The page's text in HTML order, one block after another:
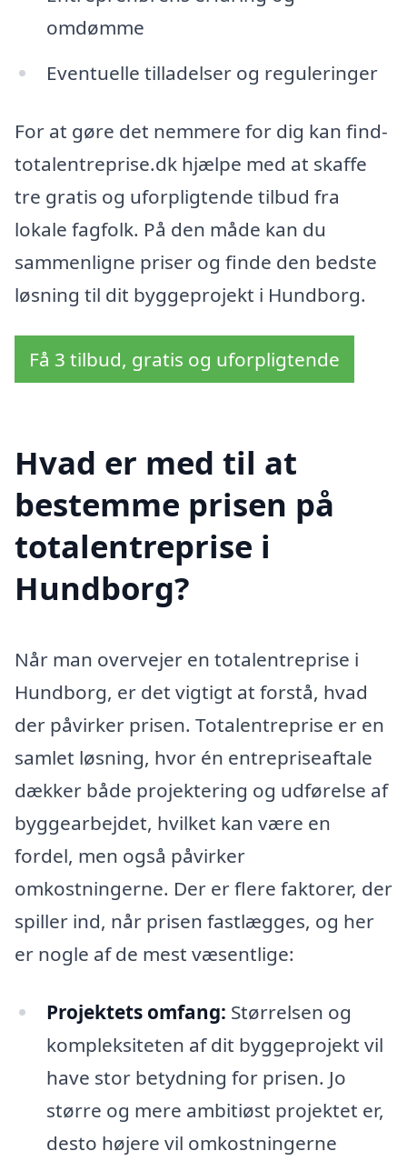
omdømme
Eventuelle tilladelser og reguleringer
For at gøre det nemmere for dig kan find-
totalentreprise.dk hjælpe med at skaffe
tre gratis og uforpligtende tilbud fra
lokale fagfolk. På den måde kan du
sammenligne priser og finde den bedste
løsning til dit byggeprojekt i Hundborg.
Få 3 tilbud, gratis og uforpligtende
Hvad er med til at
bestemme prisen på
totalentreprise i
Hundborg?
Når man overvejer en totalentreprise i
Hundborg, er det vigtigt at forstå, hvad
der påvirker prisen. Totalentreprise er en
samlet løsning, hvor én entrepriseaftale
dækker både projektering og udførelse af
byggearbejdet, hvilket kan være en
fordel, men også påvirker
omkostningerne. Der er flere faktorer, der
spiller ind, når prisen fastlægges, og her
er nogle af de mest væsentlige:
Projektets omfang: Størrelsen og
kompleksiteten af dit byggeprojekt vil
have stor betydning for prisen. Jo
større og mere ambitiøst projektet er,
desto højere vil omkostningerne